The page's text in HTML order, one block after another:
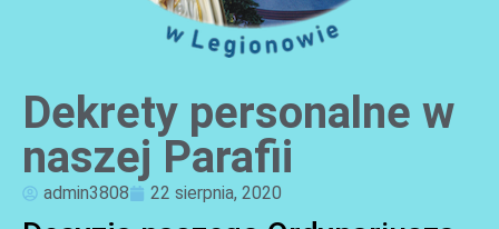
Dekrety personalne w
naszej Parafii
admin3808 22 sierpnia, 2020
AKTUALNOŚCI